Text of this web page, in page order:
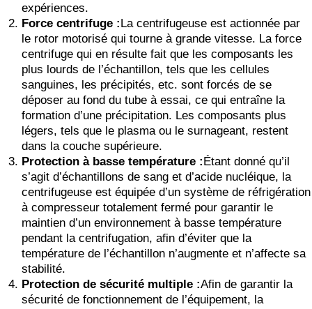
expériences.
Force centrifuge :La centrifugeuse est actionnée par
le rotor motorisé qui tourne à grande vitesse. La force
centrifuge qui en résulte fait que les composants les
plus lourds de l’échantillon, tels que les cellules
sanguines, les précipités, etc. sont forcés de se
déposer au fond du tube à essai, ce qui entraîne la
formation d’une précipitation. Les composants plus
légers, tels que le plasma ou le surnageant, restent
dans la couche supérieure.
Protection à basse température :Étant donné qu’il
s’agit d’échantillons de sang et d’acide nucléique, la
centrifugeuse est équipée d’un système de réfrigération
à compresseur totalement fermé pour garantir le
maintien d’un environnement à basse température
pendant la centrifugation, afin d’éviter que la
température de l’échantillon n’augmente et n’affecte sa
stabilité.
Protection de sécurité multiple :Afin de garantir la
sécurité de fonctionnement de l’équipement, la